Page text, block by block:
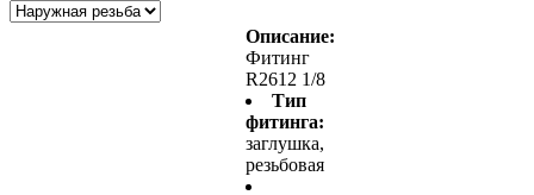
Описание:
Фитинг
R2612 1/8
Тип
фитинга:
заглушка,
резьбовая